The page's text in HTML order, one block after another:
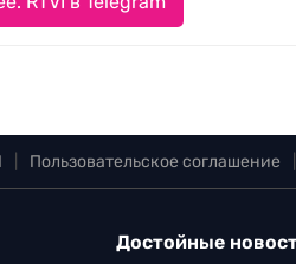
Пользовательское соглашение
Достойные